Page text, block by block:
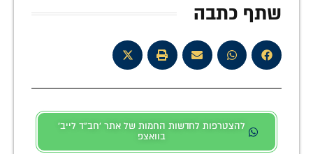
שתף כתבה
להצטרפות לחדשות החמות של אתר 'חב"ד לייב'
בוואצפ